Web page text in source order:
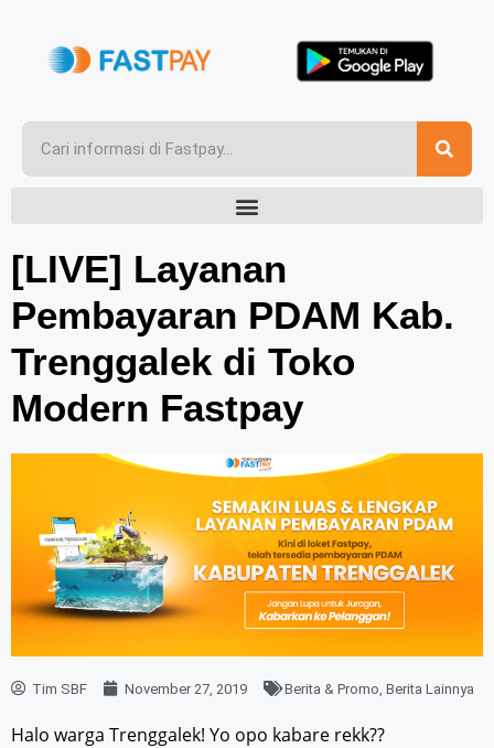
[LIVE] Layanan
Pembayaran PDAM Kab.
Trenggalek di Toko
Modern Fastpay
Tim SBF November 27, 2019 Berita & Promo Berita Lainnya
Halo warga Trenggalek! Yo opo kabare rekk??